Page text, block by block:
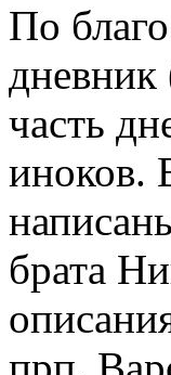
По
часть
иноков.
брата